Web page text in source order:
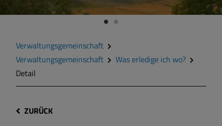
Verwaltungsgemeinschaft
Verwaltungsgemeinschaft
Was erledige ich wo?
Detail
ZURÜCK